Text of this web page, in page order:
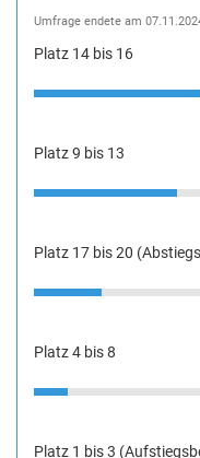
Umfrage endete am
Platz 14 bis 16
Platz 9 bis 13
Platz 17 bis 20
Platz 4 bis 8
Platz 1 bis 3